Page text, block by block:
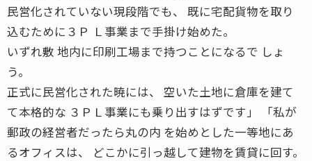
民営化されていない現段階でも、 既に宅配貨物を取り
込むために３Ｐ Ｌ事業まで手掛け始めた。
いずれ敷 地内に印刷工場まで持つことになるで しょ
う。
正式に民営化された暁には、 空いた土地に倉庫を建て
て本格的な ３ＰＬ事業にも乗り出すはずです」 「私が
郵政の経営者だったら丸の内 を始めとした一等地にあ
るオフィスは、 どこかに引っ越して建物を賃貸に回す。